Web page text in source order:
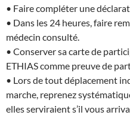
• Faire compléter une
• Dans les 24 heures, faire
médecin consulté.
• Conserver sa carte de
ETHIAS comme preuve de
• Lors de tout déplacement
marche, reprenez
elles serviraient s’il vous